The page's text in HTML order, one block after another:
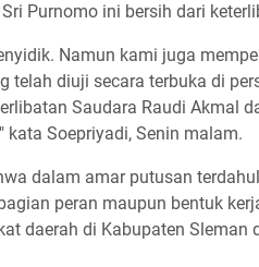
Purnomo ini bersih dari
Namun kami juga
telah diuji secara terbuka di
Saudara Raudi Akmal
kata Soepriyadi, Senin malam.
dalam amar putusan
peran maupun bentuk
daerah di Kabupaten Sleman